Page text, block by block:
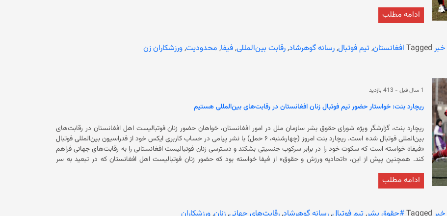
بازی‌ها تنها رقابت نیستند؛ بلکه نماد امید و پیشرفت برای زنان در سراسر جهان به‌شمار می‌روند.» فیفا در ادامه افزوده است که تمامی
ادامه مطلب
خبر Tagged افغانستان,تیم فوتبال,رسانه گوهرشاد,رقابت بین‌المللی,فیفا, محدودیت,ورزشکاران زن
1 سال قبل - 413 بازدید
ریچارد بنت: خواستار حضور تیم فوتبال زنان افغانستان در رقابت‌های بین‌المللی هستیم
ریچارد بنت، گزارشگر ویژه شورای حقوق بشر سازمان ملل در امور افغانستان، خواهان حضور زنان فوتبالیست اهل افغانستان در رقابت‌های
بین‌المللی فوتبال شده است. ریچارد بنت امروز (چهارشنبه، ۶ حمل) با نشر پیامی در حساب کاربری ایکس خود از فدراسیون بین‌المللی فوتبال
«فیفا» خواسته است که سکوت خود را در برابر سرکوب جنسیتی بشکند و دسترسی زنان فوتبالیست افغانستانی را به رقابت‌های جهانی فراهم
کند. همچنین پیش از این، «اتحادیه ورزش و حقوق» از فیفا خواسته بود که حضور زنان فوتبالیست اهل افغانستان که در تبعید به سر
ادامه مطلب